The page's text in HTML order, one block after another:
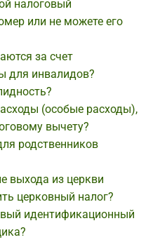
налоговый
или не можете его
за счет
для инвалидов?
(особые расходы),
вычету?
родственников
выхода из церкви
церковный налог?
идентификационный